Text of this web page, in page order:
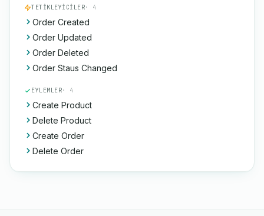
TETIKLEYICILER· 4
Order Created
Order Updated
Order Deleted
Order Staus Changed
EYLEMLER· 4
Create Product
Delete Product
Create Order
Delete Order